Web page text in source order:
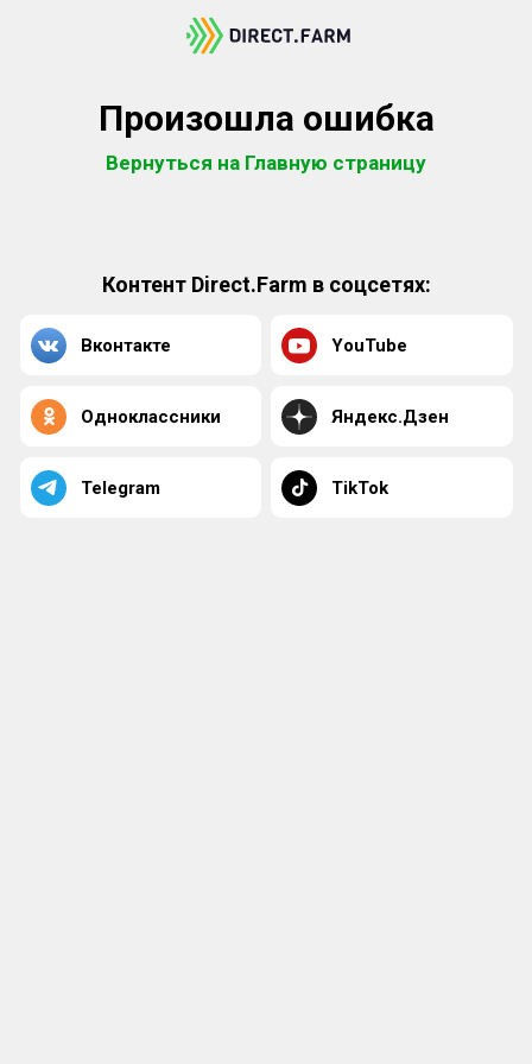
Произошла ошибка
Вернуться на Главную страницу
Контент Direct.Farm в соцсетях:
Вконтакте YouTube
Одноклассники Яндекс.Дзен
Telegram TikTok